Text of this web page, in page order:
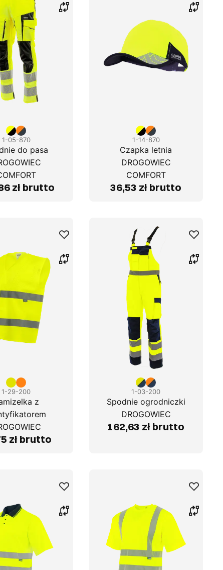
1-05-870
do pasa
zł brutto
1-14-870
Czapka letnia
DROGOWIEC
COMFORT
36,53 zł brutto
1-29-200
z
zł brutto
1-03-200
Spodnie ogrodniczki
DROGOWIEC
162,63 zł brutto